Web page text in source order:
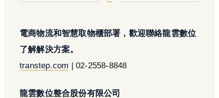
電商物流和智慧取物櫃部署，歡迎聯絡龍雲數位
了解解決方案。
transtep.com | 02-2558-8848
龍雲數位整合股份有限公司